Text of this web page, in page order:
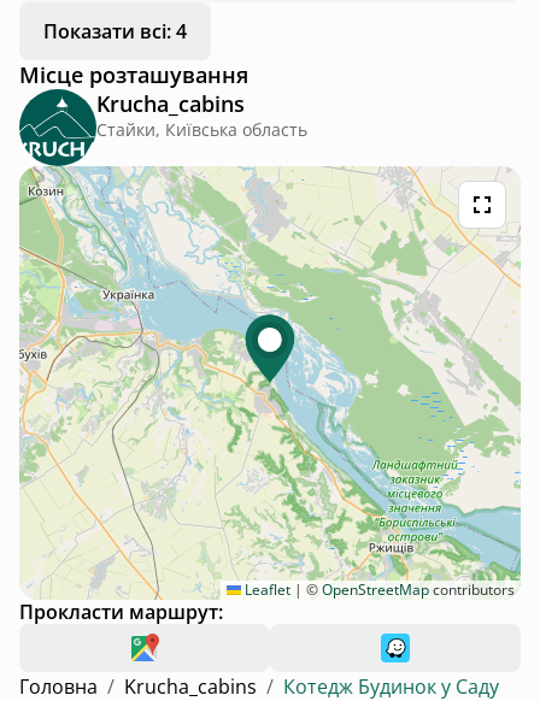
Показати всі: 4
Місце розташування
Krucha_cabins
Стайки, Київська область
Leaflet | ©OpenStreetMapcontributors
Прокласти маршрут:
Головна / Krucha_cabins / Котедж Будинок у Саду